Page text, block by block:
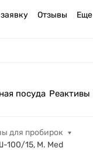
Отзывы Еще
посуда Реактивы
для пробирок
100/15, M. Med